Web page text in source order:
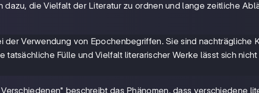
dazu, die Vielfalt der Literatur zu ordnen und lange zeitliche
der Verwendung von Epochenbegriffen. Sie sind nachträgliche
tatsächliche Fülle und Vielfalt literarischer Werke lässt sich nicht
beschreibt das Phänomen, dass verschiedene